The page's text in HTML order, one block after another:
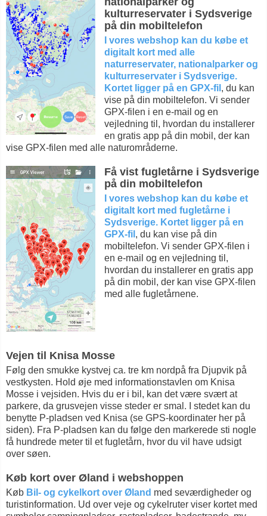
kulturreservater i Sydsverige
på din mobiltelefon
I vores webshop kan du købe et
digitalt kort med alle
naturreservater, nationalparker og
kulturreservater i Sydsverige.
Kortet ligger på en GPX-fil , du kan
vise på din mobiltelefon. Vi sender
GPX-filen i en e-mail og en
vejledning til, hvordan du installerer
en gratis app på din mobil, der kan
vise GPX-filen med alle naturområderne.
Få vist fugletårne i Sydsverige
på din mobiltelefon
I vores webshop kan du købe et
digitalt kort med fugletårne i
Sydsverige. Kortet ligger på en
GPX-fil , du kan vise på din
mobiltelefon. Vi sender GPX-filen i
en e-mail og en vejledning til,
hvordan du installerer en gratis app
på din mobil, der kan vise GPX-filen
med alle fugletårnene.
Vejen til Knisa Mosse
Følg den smukke kystvej ca. tre km nordpå fra Djupvik på
vestkysten. Hold øje med informationstavlen om Knisa
Mosse i vejsiden. Hvis du er i bil, kan det være svært at
parkere, da grusvejen visse steder er smal. I stedet kan du
benytte P-pladsen ved Knisa (se GPS-koordinater her på
siden). Fra P-pladsen kan du følge den markerede sti nogle
få hundrede meter til et fugletårn, hvor du vil have udsigt
over søen.
Køb kort over Øland i webshoppen
Køb Bil- og cykelkort over Øland med seværdigheder og
turistinformation. Ud over veje og cykelruter viser kortet med